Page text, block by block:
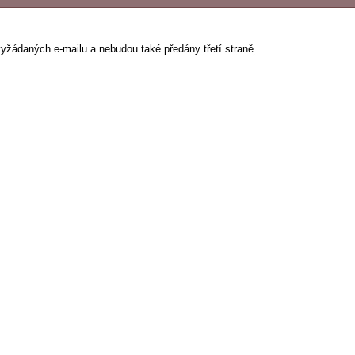
e-mailu a nebudou také předány třetí straně.